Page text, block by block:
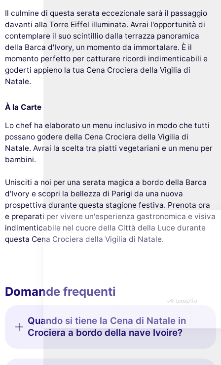
Questo sito utilizza i
cookie
Utilizziamo cookie e i tuoi dati personali
per migliorare la tua esperienza di
navigazione, misurare il nostro pubblico e personalizzare gli annunci
pubblicitari che ti vengono mostrati. Puoi accettare, rifiutare o
gestire le tue preferenze in qualsiasi momento.
Il culmine di questa serata eccezionale sarà il passaggio
davanti alla Torre Eiffel illuminata. Avrai l'opportunità di
contemplare il suo scintillio dalla terrazza panoramica
della Barca d'Ivory, un momento da immortalare. È il
momento perfetto per catturare ricordi indimenticabili e
goderti appieno la tua Cena Crociera della Vigilia di
Natale.
À la Carte
Lo chef ha elaborato un menu inclusivo in modo che tutti
possano godere della Cena Crociera della Vigilia di
Natale. Avrai la scelta tra piatti vegetariani e un menu per
bambini.
Unisciti a noi per una serata magica a bordo della Barca
d'Ivory e scopri la bellezza di Parigi da una nuova
prospettiva durante questa stagione festiva. Prenota ora
e preparati per vivere un'esperienza gastronomica e visiva
indimenticabile nel cuore della Città della Luce durante
questa Cena Crociera della Vigilia di Natale.
Domande frequenti
Quando si tiene la Cena di Natale in
Crociera a bordo della nave Ivoire?